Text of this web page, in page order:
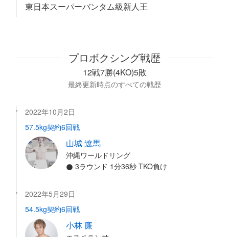
東日本スーパーバンタム級新人王
プロボクシング戦歴
12戦7勝(4KO)5敗
最終更新時点のすべての戦歴
2022年10月2日
57.5kg契約6回戦
山城 遼馬
沖縄ワールドリング
3ラウンド 1分36秒 TKO負け
2022年5月29日
54.5kg契約6回戦
小林 廉